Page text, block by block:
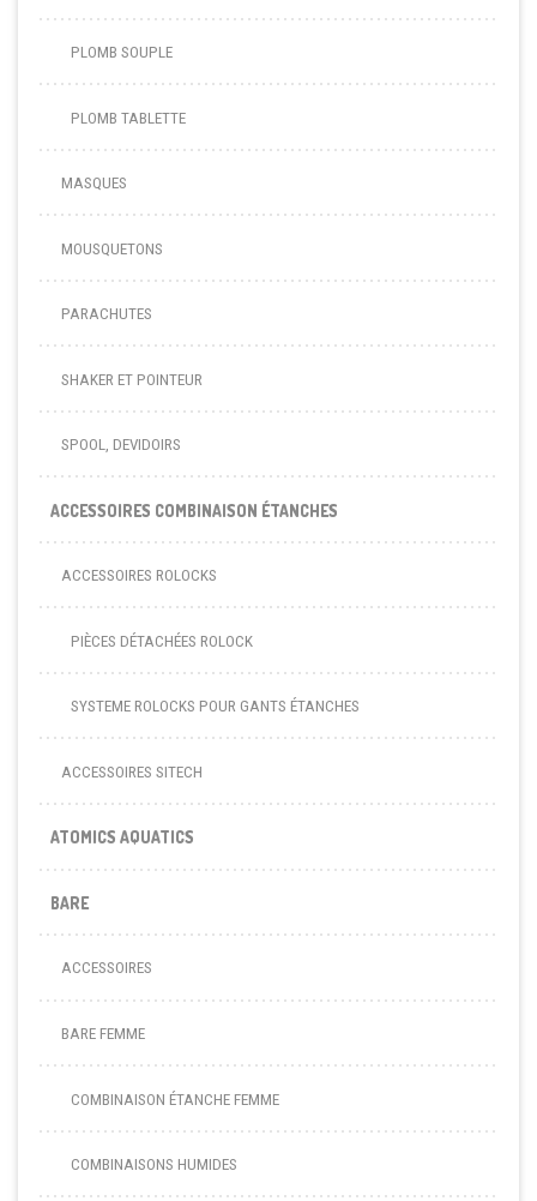
PLOMB SOUPLE
PLOMB TABLETTE
MASQUES
MOUSQUETONS
PARACHUTES
SHAKER ET POINTEUR
SPOOL, DEVIDOIRS
ACCESSOIRES COMBINAISON ÉTANCHES
ACCESSOIRES ROLOCKS
PIÈCES DÉTACHÉES ROLOCK
SYSTEME ROLOCKS POUR GANTS ÉTANCHES
ACCESSOIRES SITECH
ATOMICS AQUATICS
BARE
ACCESSOIRES
BARE FEMME
COMBINAISON ÉTANCHE FEMME
COMBINAISONS HUMIDES